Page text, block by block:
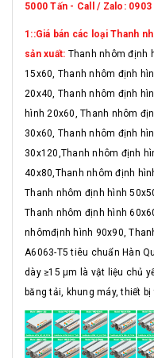
5000 Tấn - Call / Zalo:
1::Giá bán các loại Thanh
sản xuất: Thanh nhôm định
15x60, Thanh nhôm định
20x40, Thanh nhôm định
hình 20x60, Thanh nhôm
30x60, Thanh nhôm định
30x120,Thanh nhôm định
40x80,Thanh nhôm định
Thanh nhôm định hình
Thanh nhôm định hình
nhômđịnh hình 90x90,
A6063-T5 tiêu chuẩn Hàn
dày ≥15 μm là vật liệu chủ
băng tải, khung máy, thiết